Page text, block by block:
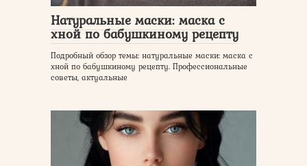
Натуральные маски: маска с
хной по бабушкиному рецепту
Подробный обзор темы: натуральные маски: маска с
хной по бабушкиному рецепту. Профессиональные
советы, актуальные